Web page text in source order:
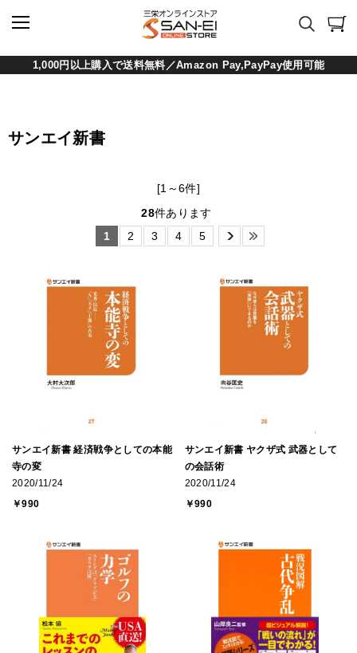
1,000円以上購入で送料無料／Amazon Pay,PayPay使用可能
サンエイ新書
[1～6件]
28件あります
1
2 3 4 5
サンエイ新書 経済戦争としての本能
寺の変
2020/11/24
￥990
サンエイ新書 ヤクザ式 武器として
の会話術
2020/11/24
￥990